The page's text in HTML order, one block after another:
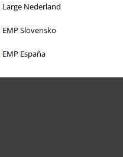
Large Nederland
EMP Slovensko
EMP España